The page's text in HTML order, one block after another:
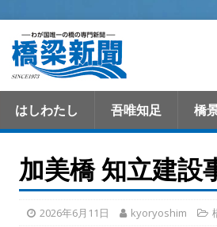
はしわたし 吾唯知足 橋
加美橋 知立建設
2026年6月11日 kyoryoshim